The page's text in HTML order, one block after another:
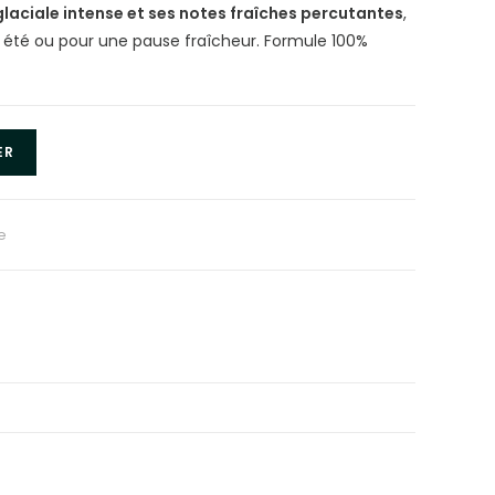
intense et ses notes fraîches percutantes,
ou pour une pause fraîcheur. Formule 100%